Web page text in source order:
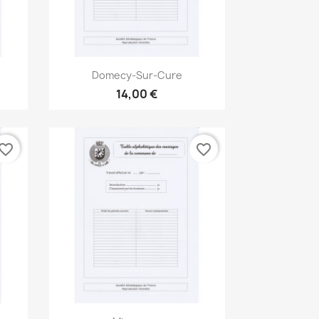
Aperçu rapide
Domecy-Sur-Cure
14,00 €
favorite_border